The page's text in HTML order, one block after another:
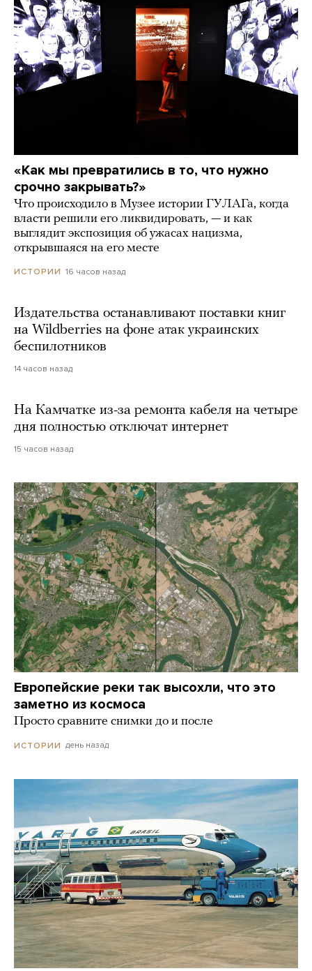
«Как мы превратились в то, что нужно
срочно закрывать?»
Что происходило в Музее истории ГУЛАГа, когда
власти решили его ликвидировать, — и как
выглядит экспозиция об ужасах нацизма,
открывшаяся на его месте
ИСТОРИИ 16 часов назад
Издательства останавливают поставки книг
на Wildberries на фоне атак украинских
беспилотников
14 часов назад
На Камчатке из-за ремонта кабеля на четыре
дня полностью отключат интернет
15 часов назад
Европейские реки так высохли, что это
заметно из космоса
Просто сравните снимки до и после
ИСТОРИИ день назад